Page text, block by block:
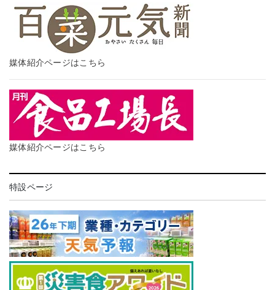
媒体紹介ページはこちら
媒体紹介ページはこちら
特設ページ